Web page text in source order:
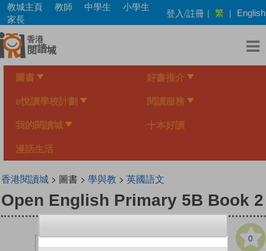
Skip
main
content
教城主頁 教師 中學生
小學生
家長
登入/註冊 | 繁 | English
圖書 好書推介
e悅讀學校計劃 閱讀服務
我的閱讀城 十本好讀
漫話生活
香港閱讀城> 圖書 > 學與教 > 英國語文
Open English Primary 5B Book 2
0